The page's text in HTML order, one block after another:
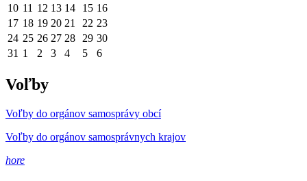
10 11 12 13 14 15 16
17 18 19 20 21 22 23
24 25 26 27 28 29 30
31 1 2 3 4 5 6
Voľby
Voľby do orgánov samosprávy obcí
Voľby do orgánov samosprávnych krajov
hore